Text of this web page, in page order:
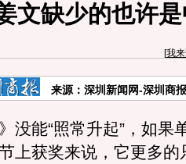
文缺少的也许
[我
来源：深圳新闻网-深圳商
能“照常升起”，如果
上获奖来说，它更多的